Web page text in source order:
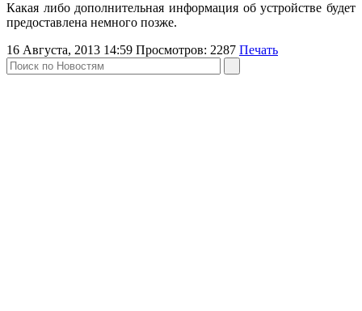
Какая либо дополнительная информация об устройстве будет
предоставлена немного позже.
16 Августа, 2013 14:59 Просмотров: 2287 Печать